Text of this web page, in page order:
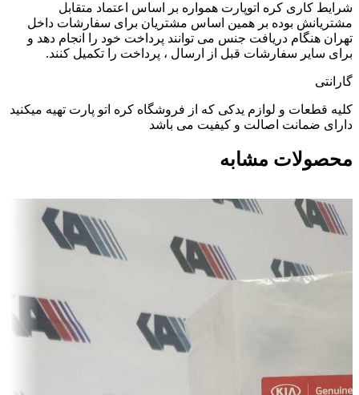
شرایط کاری کره اتوپارت همواره بر اساس اعتماد متقابل
مشتریانش بوده بر همین اساس مشتریان برای سفارشات داخل
تهران هنگام دریافت جنس می توانند پرداخت خود را انجام دهد و
برای سایر سفارشات قبل از ارسال ، پرداخت را تکمیل کنند.
گارانتی
کلیه قطعات و لوازم یدکی که از فروشگاه کره اتو پارت تهیه میکنید
دارای ضمانت اصالت و کیفیت می باشد
محصولات مشابه